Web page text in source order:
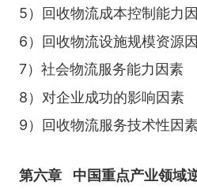
5）回收物流成本控制能力
6）回收物流设施规模资源
7）社会物流服务能力因素
8）对企业成功的影响因素
9）回收物流服务技术性因
第六章 中国重点产业领域